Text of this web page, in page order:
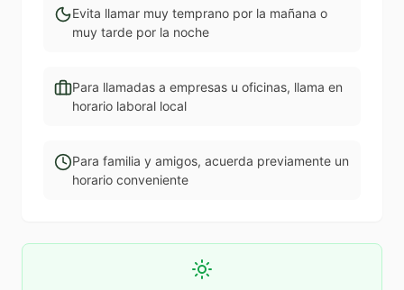
Evita llamar muy temprano por la mañana o
muy tarde por la noche
Para llamadas a empresas u oficinas, llama en
horario laboral local
Para familia y amigos, acuerda previamente un
horario conveniente